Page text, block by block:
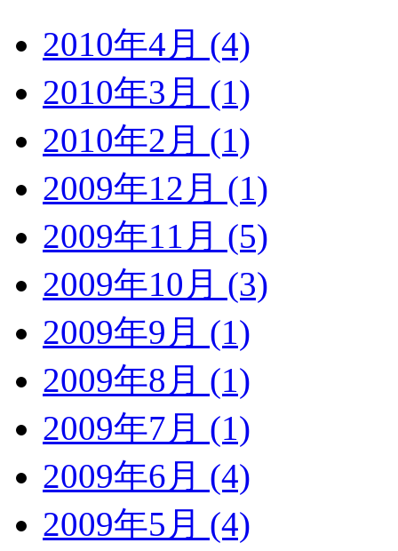
2010年4月 (4)
2010年3月 (1)
2010年2月 (1)
2009年12月 (1)
2009年11月 (5)
2009年10月 (3)
2009年9月 (1)
2009年8月 (1)
2009年7月 (1)
2009年6月 (4)
2009年5月 (4)